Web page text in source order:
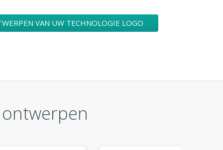
VAN UW TECHNOLOGIE LOGO